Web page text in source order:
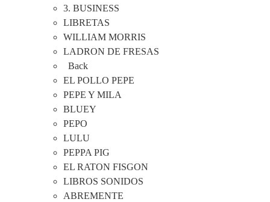
3. BUSINESS
LIBRETAS
WILLIAM MORRIS
LADRON DE FRESAS
Back
EL POLLO PEPE
PEPE Y MILA
BLUEY
PEPO
LULU
PEPPA PIG
EL RATON FISGON
LIBROS SONIDOS
ABREMENTE